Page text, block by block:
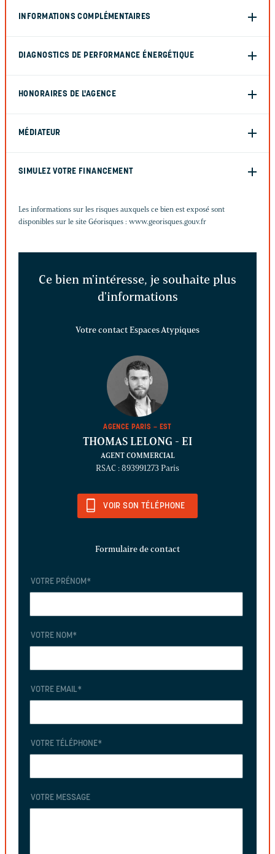
INFORMATIONS COMPLÉMENTAIRES
DIAGNOSTICS DE PERFORMANCE ÉNERGÉTIQUE
HONORAIRES DE L'AGENCE
MÉDIATEUR
SIMULEZ VOTRE FINANCEMENT
Les informations sur les risques auxquels ce bien est exposé sont
disponibles sur le site Géorisques : www.georisques.gouv.fr
Ce bien m'intéresse, je souhaite plus
d'informations
Votre contact Espaces Atypiques
AGENCE PARIS – EST
THOMAS LELONG - EI
AGENT COMMERCIAL
RSAC : 893991273 Paris
VOIR SON TÉLÉPHONE
Formulaire de contact
VOTRE PRÉNOM *
VOTRE NOM *
VOTRE EMAIL*
VOTRE TÉLÉPHONE*
VOTRE MESSAGE